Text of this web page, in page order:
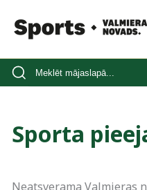
Sporta
Neatsverama Valmieras